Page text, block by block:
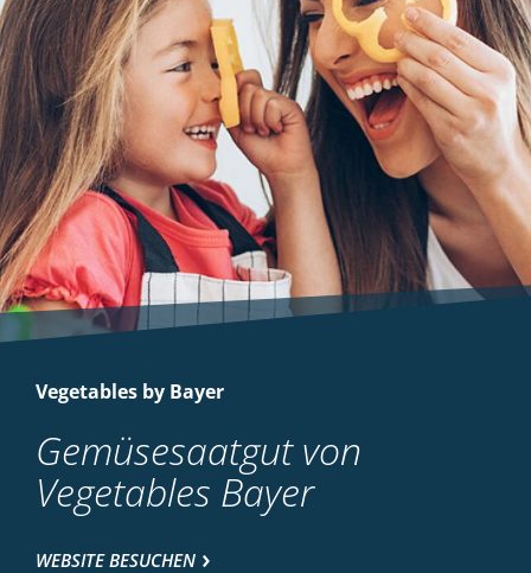
Vegetables by Bayer
Gemüsesaatgut von
Vegetables Bayer
WEBSITE BESUCHEN